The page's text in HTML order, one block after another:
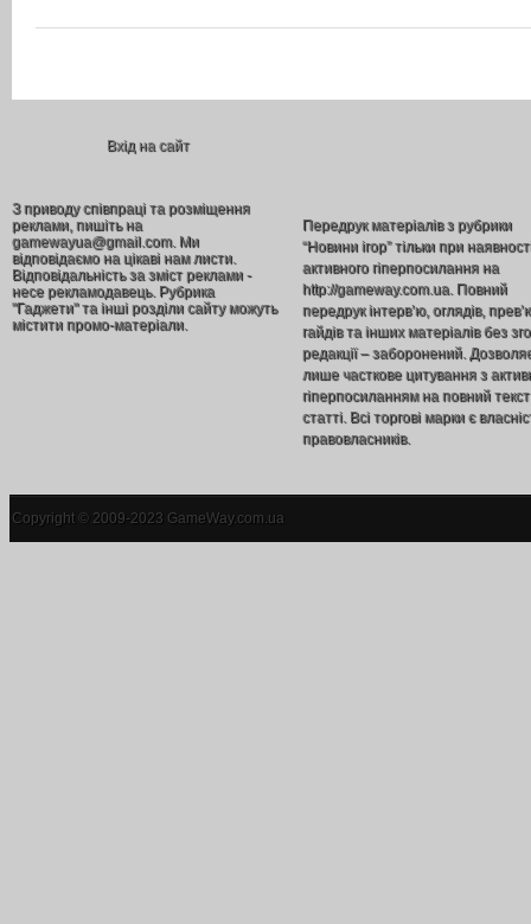
Вхід на сайт
З приводу співпраці та розміщення
реклами, пишіть на
gamewayua@gmail.com. Ми
відповідаємо на цікаві нам листи.
Відповідальність за зміст реклами -
несе рекламодавець. Рубрика
"Гаджети" та інші розділи сайту можуть
містити промо-матеріали.
Передрук матеріалів з рубрики
“Новини ігор” тільки при
активного гіперпосилання на
http://gameway.com.ua. Повний
передрук інтерв’ю, оглядів,
гайдів та інших матеріалів без
редакції – заборонений.
лише часткове цитування з
гіперпосиланням на повний текст
статті. Всі торгові марки є
правовласників.
Copyright © 2009-2023 GameWay.com.ua